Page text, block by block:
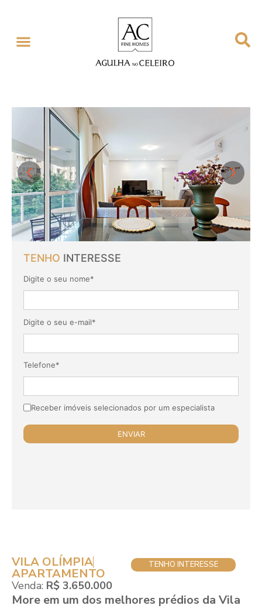
TENHO INTERESSE
Digite o seu nome*
Digite o seu e-mail*
Telefone*
Receber imóveis selecionados por um especialista
VILA OLÍMPIA
APARTAMENTO
Venda: R$ 3.650.000
TENHO INTERESSE
More em um dos melhores prédios da Vila